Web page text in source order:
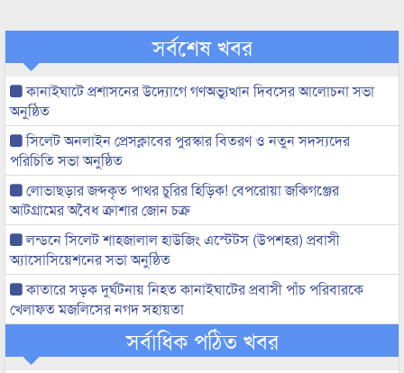
সর্বশেষ খবর
কানাইঘাটে প্রশাসনের উদ্যোগে গণঅভ্যুত্থান দিবসের আলোচনা সভা
অনুষ্ঠিত
সিলেট অনলাইন প্রেসক্লাবের পুরস্কার বিতরণ ও নতুন সদস্যদের
পরিচিতি সভা অনুষ্ঠিত
লোভাছড়ার জব্দকৃত পাথর চুরির হিড়িক! বেপরোয়া জকিগঞ্জের
আটগ্রামের অবৈধ ক্রাশার জোন চক্র
লন্ডনে সিলেট শাহজালাল হাউজিং এস্টেটস (উপশহর) প্রবাসী
অ্যাসোসিয়েশনের সভা অনুষ্ঠিত
কাতারে সড়ক দুর্ঘটনায় নিহত কানাইঘাটের প্রবাসী পাঁচ পরিবারকে
খেলাফত মজলিসের নগদ সহায়তা
সর্বাধিক পঠিত খবর